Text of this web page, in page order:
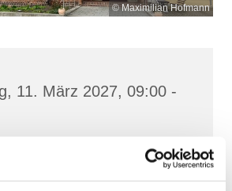
© Maximilian Hofmann
11. März 2027, 09:00 -
39, 18439 Stralsund